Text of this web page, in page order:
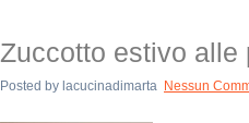
Zuccotto estivo alle
Posted by lacucinadimarta Nessun